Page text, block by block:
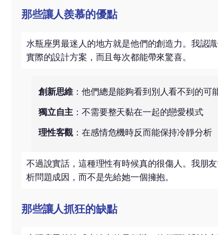
那些讓人羨慕的優點
水瓶座男最迷人的地方就是他們的創造力。我認
實際的設計方案，而且每次都能帶來驚喜。
創新思維 ：他們總是能夠看到別人看不到的可
獨立自主 ：不需要整天黏在一起的戀愛模式
理性客觀：在感情危機時反而能保持冷靜分析
不過說實話，這種理性有時候真的很傷人。我朋
析問題成因，而不是先給她一個擁抱。
那些讓人抓狂的缺點